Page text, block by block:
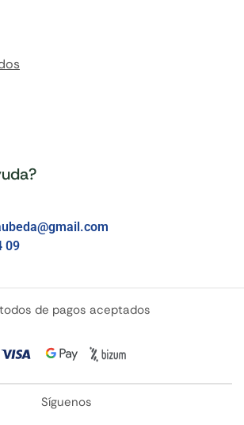
09
de pagos aceptados
Síguenos